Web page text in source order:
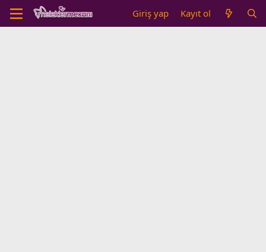
Giriş yap Kayıt ol